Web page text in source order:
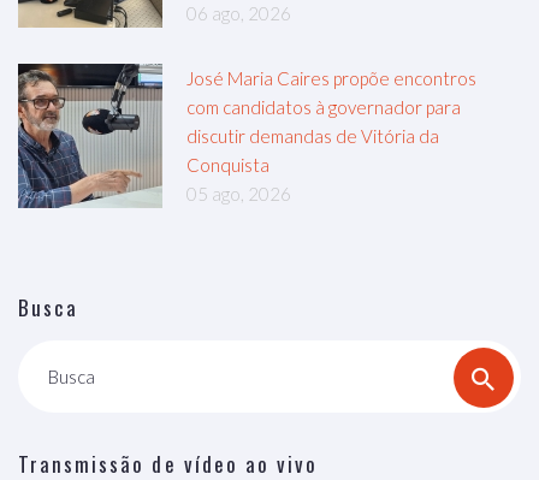
06 ago, 2026
José Maria Caires propõe encontros
com candidatos à governador para
discutir demandas de Vitória da
Conquista
05 ago, 2026
Busca
Busca
Transmissão de vídeo ao vivo